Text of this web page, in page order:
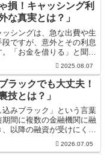
損！キャッシング利
な真実とは？」
シングは、急な出費や生
ですが、意外とその利息
「お金を借りる」と聞く
しかし、ちょっ...2025.08.07
ラックでも大丈夫！
技とは？」
みブラック」という言葉
間に複数の金融機関に融
以降の融資が受けにくく
資を受けられな...2026.07.05